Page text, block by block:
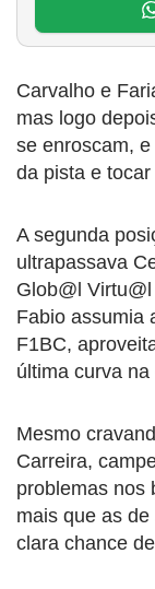
Carvalho e
mas logo
se enroscam,
da pista e
A segunda
ultrapassava
Glob@l
Fabio assumia
F1BC,
última curva
Mesmo
Carreira,
problemas nos
mais que as
clara chance